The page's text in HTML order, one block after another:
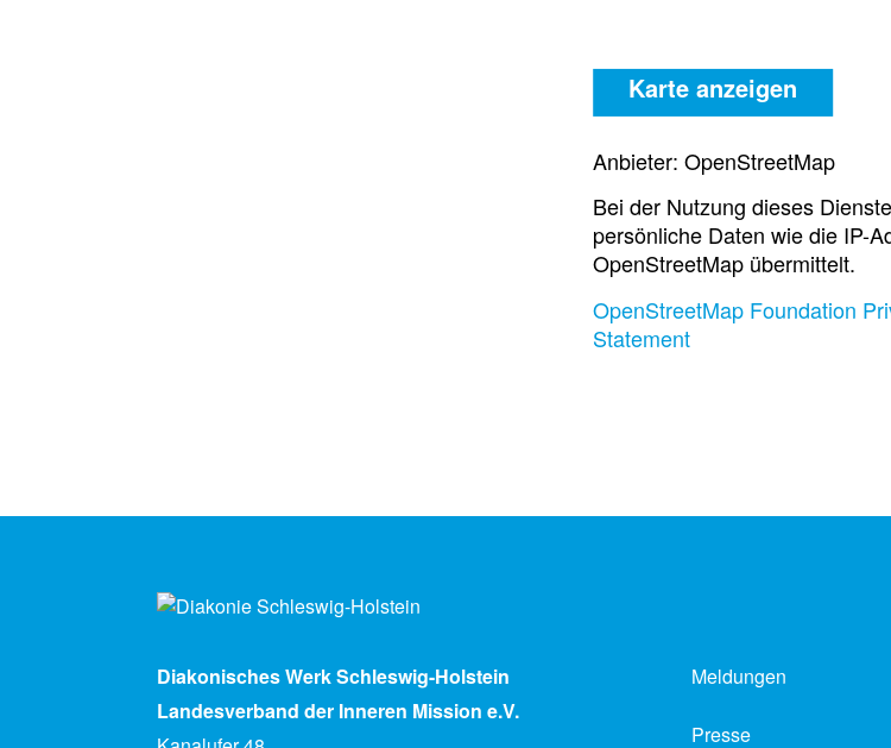
Karte anzeigen
Anbieter: OpenStreetMap
Bei der Nutzung dieses
persönliche Daten wie die IP-
OpenStreetMap übermittelt.
OpenStreetMap Foundation
Statement
Diakonisches Werk Schleswig-Holstein
Landesverband der Inneren Mission e.V.
Meldungen
Presse